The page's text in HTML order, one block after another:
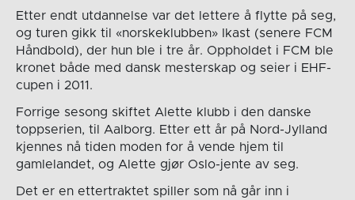
Etter endt utdannelse var det lettere å flytte på seg,
og turen gikk til «norskeklubben» Ikast (senere FCM
Håndbold), der hun ble i tre år. Oppholdet i FCM ble
kronet både med dansk mesterskap og seier i EHF-
cupen i 2011.
Forrige sesong skiftet Alette klubb i den danske
toppserien, til Aalborg. Etter ett år på Nord-Jylland
kjennes nå tiden moden for å vende hjem til
gamlelandet, og Alette gjør Oslo-jente av seg.
Det er en ettertraktet spiller som nå går inn i